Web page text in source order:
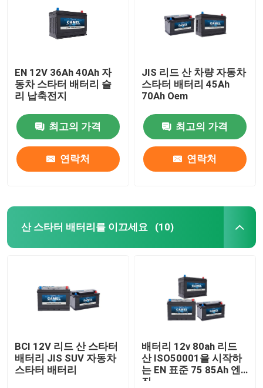
EN 12V 36Ah 40Ah 자
동차 스타터 배터리 슬
리 납축전지
최고의 가격
연락처
JIS 리드 산 차량 자동차
스타터 배터리 45Ah
70Ah Oem
최고의 가격
연락처
산 스타터 배터리를 이끄세요 (10)
BCI 12V 리드 산 스타터
배터리 JIS SUV 자동차
스타터 배터리
배터리 12v 80ah 리드
산 ISO50001을 시작하
는 EN 표준 75 85Ah 엔
진